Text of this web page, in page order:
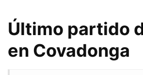
Último partido
en Covadonga